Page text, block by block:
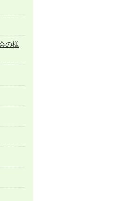
の様